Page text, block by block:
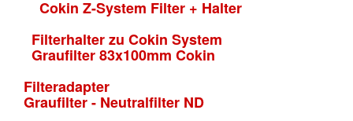
Cokin Z-System Filter + Halter
Filterhalter zu Cokin System
Graufilter 83x100mm Cokin
Filteradapter
Graufilter - Neutralfilter ND